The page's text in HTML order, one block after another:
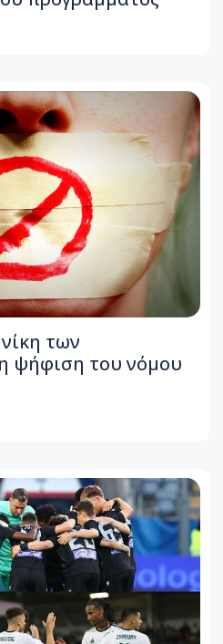
των
ψήφιση του νόμου